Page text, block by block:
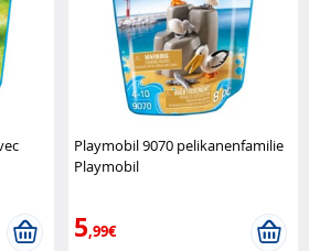
Playmobil 9070 pelikanenfamilie
Playmobil
5,99€